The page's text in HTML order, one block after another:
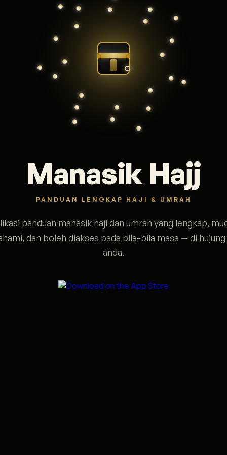
Manasik Hajj
PANDUAN LENGKAP HAJI & UMRAH
panduan manasik haji dan umrah yang lengkap,
dan boleh diakses pada bila-bila masa — di
anda.